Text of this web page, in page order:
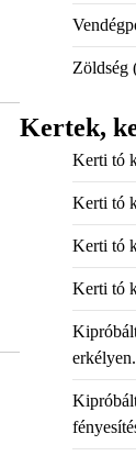
Zöldség
Kertek,
Kerti tó
Kerti tó
Kerti tó
Kerti tó
erkélyen.